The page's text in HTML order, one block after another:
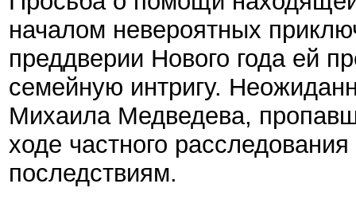
началом невероятных
преддверии Нового года ей
семейную интригу.
Михаила Медведева,
ходе частного
последствиям.